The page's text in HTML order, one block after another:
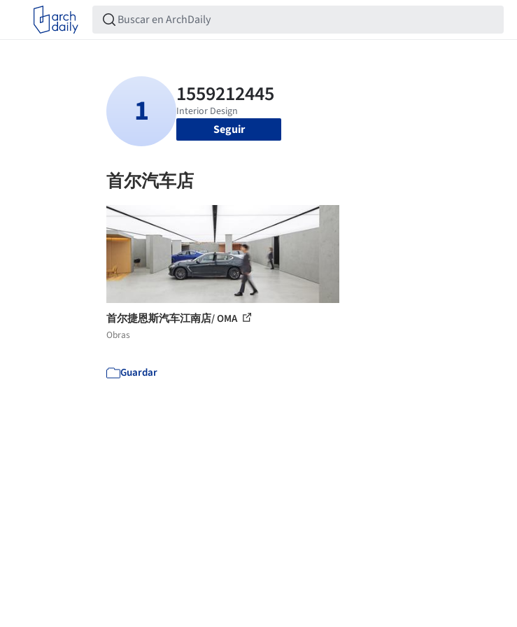
Seguir
首尔汽车店
首尔捷恩斯汽车江南店/ OMA
Obras
Guardar